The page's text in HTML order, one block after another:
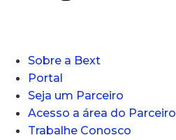
Sobre a Bext
Portal
Seja um Parceiro
Acesso a área do Parceiro
Trabalhe Conosco